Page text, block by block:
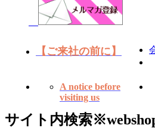
【ご来社の前に】
A notice before
visiting us
サイト内検索